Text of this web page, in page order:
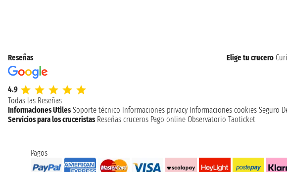
Reseñas
4.9
Todas las Reseñas
Elige tu crucero
Informaciones Utiles Soporte técnico Informaciones privacy Informaciones cookies Seguro
Servicios para los cruceristas Reseñas cruceros Pago online Observatorio Taoticket
Pagos